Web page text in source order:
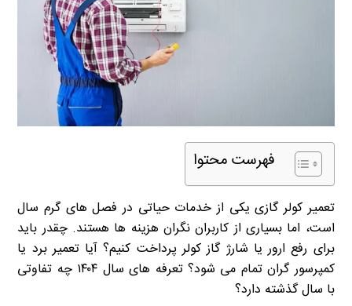
فهرست محتوا
تعمیر کولر گازی یکی از خدمات حیاتی در فصل های گرم سال
است، اما بسیاری از کاربران نگران هزینه ها هستند. چقدر باید
برای رفع ارور یا شارژ گاز کولر پرداخت کنیم؟ آیا تعمیر برد یا
کمپرسور گران تمام می شود؟ تعرفه های سال ۱۴۰۴ چه تفاوتی
با سال گذشته دارد؟